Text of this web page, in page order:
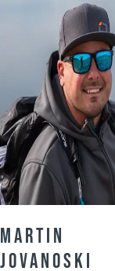
Martin
Jovanoski